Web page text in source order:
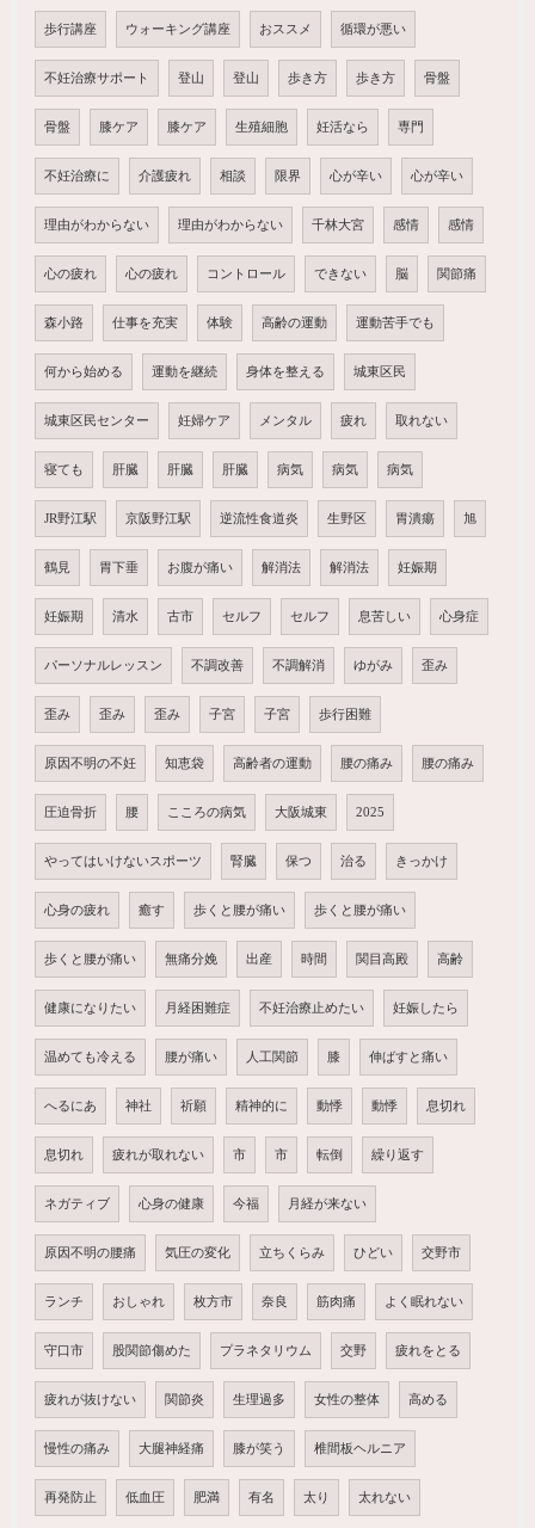
歩行講座 ウォーキング講座 おススメ 循環が悪い
不妊治療サポート 登山 登山 歩き方 歩き方 骨盤
骨盤 膝ケア 膝ケア 生殖細胞 妊活なら 専門
不妊治療に 介護疲れ 相談 限界 心が辛い 心が辛い
理由がわからない 理由がわからない 千林大宮 感情 感情
心の疲れ 心の疲れ コントロール できない 脳 関節痛
森小路 仕事を充実 体験 高齢の運動 運動苦手でも
何から始める 運動を継続 身体を整える 城東区民
城東区民センター 妊婦ケア メンタル 疲れ 取れない
寝ても 肝臓 肝臓 肝臓 病気 病気 病気
JR野江駅 京阪野江駅 逆流性食道炎 生野区 胃潰瘍 旭
鶴見 胃下垂 お腹が痛い 解消法 解消法 妊娠期
妊娠期 清水 古市 セルフ セルフ 息苦しい 心身症
パーソナルレッスン 不調改善 不調解消 ゆがみ 歪み
歪み 歪み 歪み 子宮 子宮 歩行困難
原因不明の不妊 知恵袋 高齢者の運動 腰の痛み 腰の痛み
圧迫骨折 腰 こころの病気 大阪城東 2025
やってはいけないスポーツ 腎臓 保つ 治る きっかけ
心身の疲れ 癒す 歩くと腰が痛い 歩くと腰が痛い
歩くと腰が痛い 無痛分娩 出産 時間 関目高殿 高齢
健康になりたい 月経困難症 不妊治療止めたい 妊娠したら
温めても冷える 腰が痛い 人工関節 膝 伸ばすと痛い
へるにあ 神社 祈願 精神的に 動悸 動悸 息切れ
息切れ 疲れが取れない 市 市 転倒 繰り返す
ネガティブ 心身の健康 今福 月経が来ない
原因不明の腰痛 気圧の変化 立ちくらみ ひどい 交野市
ランチ おしゃれ 枚方市 奈良 筋肉痛 よく眠れない
守口市 股関節傷めた プラネタリウム 交野 疲れをとる
疲れが抜けない 関節炎 生理過多 女性の整体 高める
慢性の痛み 大腿神経痛 膝が笑う 椎間板ヘルニア
再発防止 低血圧 肥満 有名 太り 太れない